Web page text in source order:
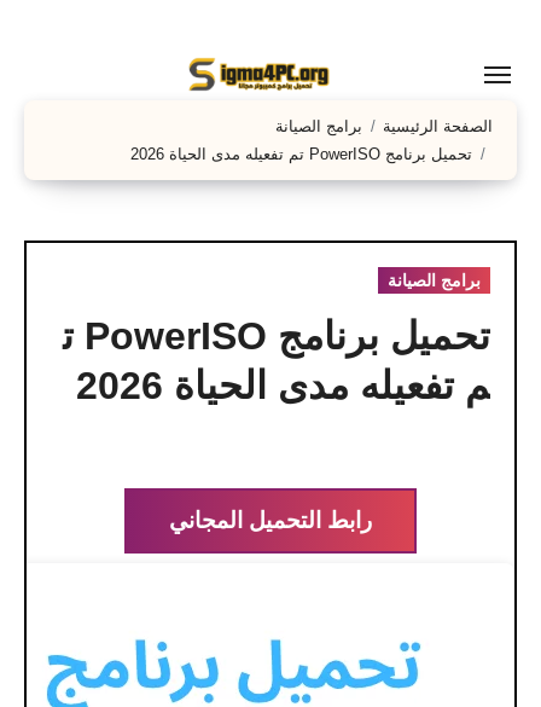
المحتوى
الصفحة الرئيسية
برامج الصيانة
تحميل برنامج PowerISO تم تفعيله مدى الحياة 2026
برامج الصيانة
تحميل برنامج PowerISO ت
م تفعيله مدى الحياة 2026
رابط التحميل المجاني